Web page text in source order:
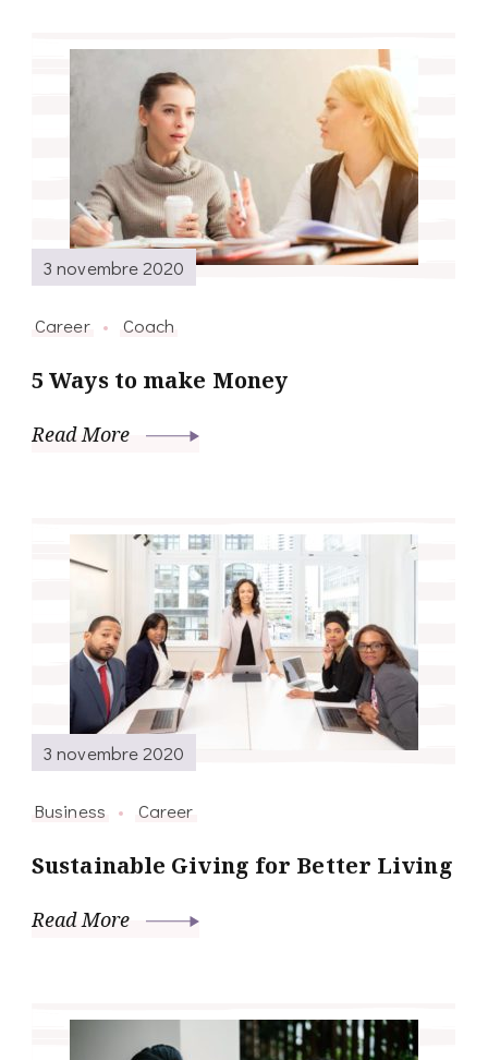
3 novembre 2020
Career Coach
5 Ways to make Money
Read More
3 novembre 2020
Business Career
Sustainable Giving for Better Living
Read More